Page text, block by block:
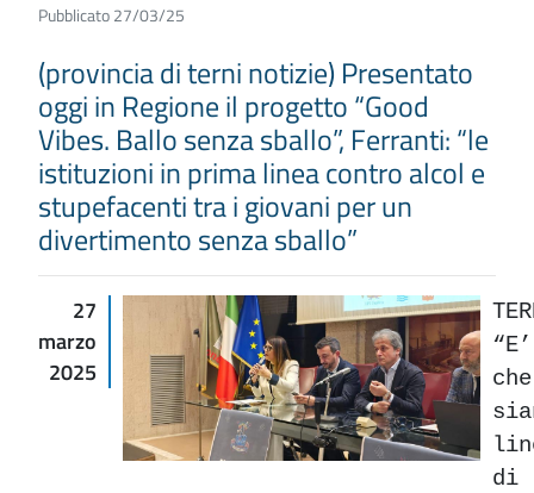
Pubblicato 27/03/25
(provincia di terni notizie) Presentato
oggi in Regione il progetto “Good
Vibes. Ballo senza sballo”, Ferranti: “le
istituzioni in prima linea contro alcol e
stupefacenti tra i giovani per un
divertimento senza sballo”
27
marzo
2025
di